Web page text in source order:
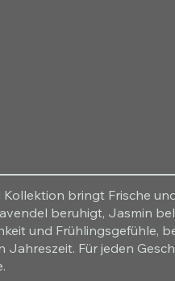
Kollektion bringt Frische
beruhigt, Jasmin
und Frühlingsgefühle,
Jahreszeit. Für jeden